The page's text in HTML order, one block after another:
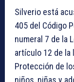
Silverio está
405 del Código
numeral 7 de la
artículo 12 de la
Protección de
niños, niñas y